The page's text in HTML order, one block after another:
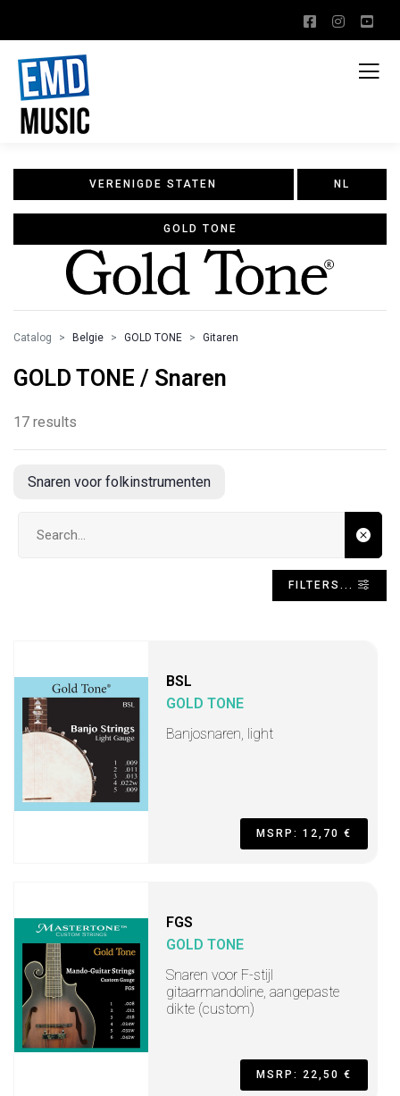
VERENIGDE STATEN NL
GOLD TONE
Catalog Belgie GOLD TONE Gitaren
GOLD TONE / Snaren
17 results
Snaren voor folkinstrumenten
FILTERS...
BSL
GOLD TONE
Banjosnaren, light
MSRP: 12,70 €
FGS
GOLD TONE
Snaren voor F-stijl
gitaarmandoline, aangepaste
dikte (custom)
MSRP: 22,50 €